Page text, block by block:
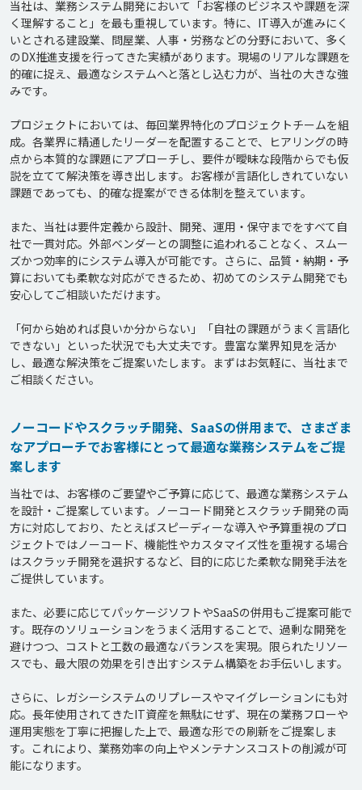
当社は、業務システム開発において「お客様のビジネスや課題を深
く理解すること」を最も重視しています。特に、IT導入が進みにく
いとされる建設業、問屋業、人事・労務などの分野において、多く
のDX推進支援を行ってきた実績があります。現場のリアルな課題を
的確に捉え、最適なシステムへと落とし込む力が、当社の大きな強
みです。
プロジェクトにおいては、毎回業界特化のプロジェクトチームを組
成。各業界に精通したリーダーを配置することで、ヒアリングの時
点から本質的な課題にアプローチし、要件が曖昧な段階からでも仮
説を立てて解決策を導き出します。お客様が言語化しきれていない
課題であっても、的確な提案ができる体制を整えています。
また、当社は要件定義から設計、開発、運用・保守までをすべて自
社で一貫対応。外部ベンダーとの調整に追われることなく、スムー
ズかつ効率的にシステム導入が可能です。さらに、品質・納期・予
算においても柔軟な対応ができるため、初めてのシステム開発でも
安心してご相談いただけます。
「何から始めれば良いか分からない」「自社の課題がうまく言語化
できない」といった状況でも大丈夫です。豊富な業界知見を活か
し、最適な解決策をご提案いたします。まずはお気軽に、当社まで
ノーコードやスクラッチ開発、SaaSの併用まで、さまざま
なアプローチでお客様にとって最適な業務システムをご提
案します
当社では、お客様のご要望やご予算に応じて、最適な業務システム
を設計・ご提案しています。ノーコード開発とスクラッチ開発の両
方に対応しており、たとえばスピーディーな導入や予算重視のプロ
ジェクトではノーコード、機能性やカスタマイズ性を重視する場合
はスクラッチ開発を選択するなど、目的に応じた柔軟な開発手法を
ご提供しています。
また、必要に応じてパッケージソフトやSaaSの併用もご提案可能で
す。既存のソリューションをうまく活用することで、過剰な開発を
避けつつ、コストと工数の最適なバランスを実現。限られたリソー
スでも、最大限の効果を引き出すシステム構築をお手伝いします。
さらに、レガシーシステムのリプレースやマイグレーションにも対
応。長年使用されてきたIT資産を無駄にせず、現在の業務フローや
運用実態を丁寧に把握した上で、最適な形での刷新をご提案しま
す。これにより、業務効率の向上やメンテナンスコストの削減が可
能になります。